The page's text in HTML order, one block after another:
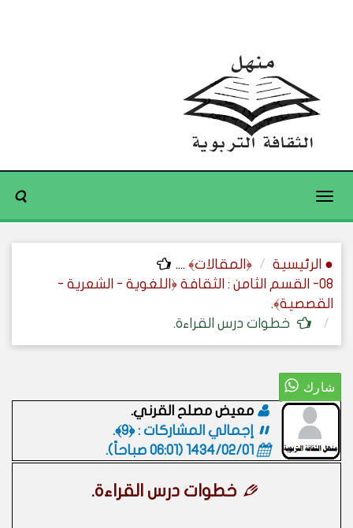
Toggle
● الرئيسية ﴿المقالات﴾ ....
08- القسم الثامن : الثقافة ﴿اللغوية - الشعرية -
القصصية﴾.
خطوات درس القراءة.
معيض مصلح القرني.
إجمالي المشاركات : ﴿9﴾.
1434/02/01 (06:01 صباحاً)
.
خطوات درس القراءة.